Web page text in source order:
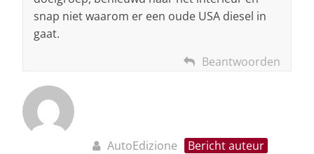
snap niet waarom er een oude USA diesel in
gaat.
Beantwoorden
AutoEdizione
Bericht auteur